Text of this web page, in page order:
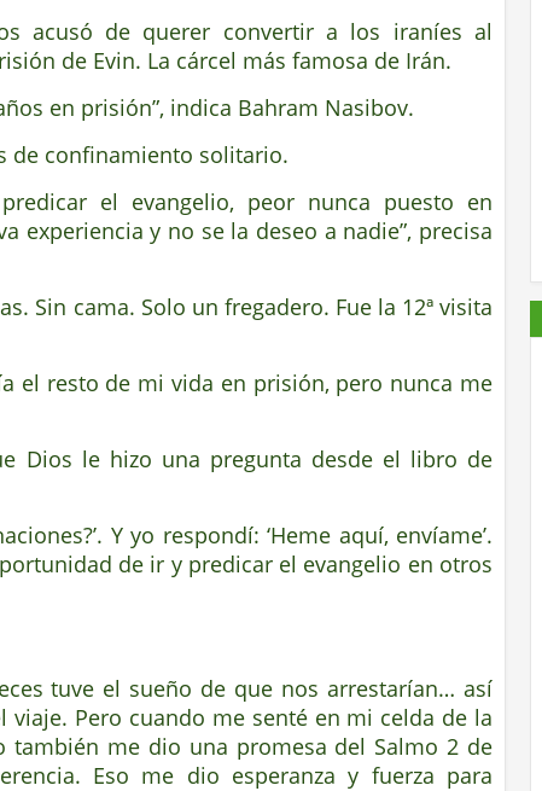
acusó de querer convertir a los iraníes al
de Evin. La cárcel más famosa de Irán.
en prisión”, indica Bahram Nasibov.
de confinamiento solitario.
el evangelio, peor nunca puesto en
experiencia y no se la deseo a nadie”, precisa
Sin cama. Solo un fregadero. Fue la 12ª visita
el resto de mi vida en prisión, pero nunca me
Dios le hizo una pregunta desde el libro de
Y yo respondí: ‘Heme aquí, envíame’.
de ir y predicar el evangelio en otros
tuve el sueño de que nos arrestarían… así
Pero cuando me senté en mi celda de la
también me dio una promesa del Salmo 2 de
Eso me dio esperanza y fuerza para